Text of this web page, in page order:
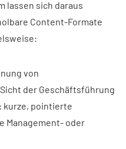
lassen sich daraus
Content-Formate
von
der Geschäftsführung
kurze, pointierte
Management- oder